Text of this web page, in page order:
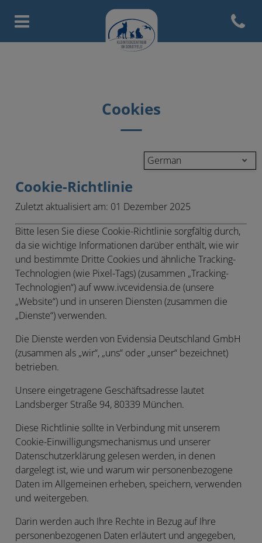
Homepage Tierarztpraxis
Open
Cookies
German
Cookie-Richtlinie
Zuletzt aktualisiert am: 01 Dezember 2025
Bitte lesen Sie diese Cookie-Richtlinie sorgfältig durch,
da sie wichtige Informationen darüber enthält, wie wir
und bestimmte Dritte Cookies und ähnliche Tracking-
Technologien (wie Pixel-Tags) (zusammen „Tracking-
Technologien“) auf www.ivcevidensia.de (unsere
„Website“) und in unseren Diensten (zusammen die
„Dienste“) verwenden.
Die Dienste werden von Evidensia Deutschland GmbH
(zusammen als „wir“, „uns“ oder „unser“ bezeichnet)
betrieben.
Unsere eingetragene Geschäftsadresse lautet
Landsberger Straße 94, 80339 München.
Diese Richtlinie sollte in Verbindung mit unserem
Cookie-Einwilligungsmechanismus und unserer
Datenschutzerklärung gelesen werden, in denen
dargelegt ist, wie und warum wir personenbezogene
Daten im Allgemeinen erheben, speichern, verwenden
und weitergeben.
Darin werden auch Ihre Rechte in Bezug auf Ihre
personenbezogenen Daten erläutert und angegeben,